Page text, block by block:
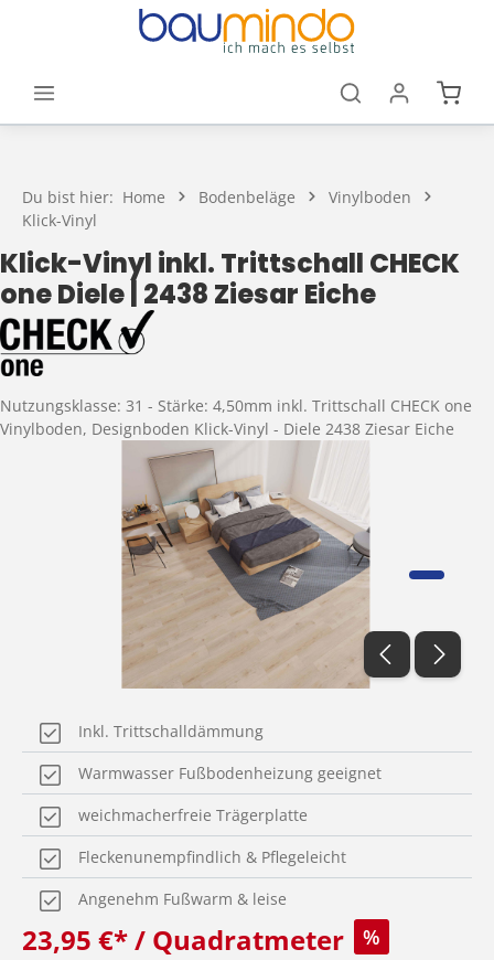
Zum Hauptinhalt springen
Du bist hier: Home Bodenbeläge
Vinylboden
Klick-Vinyl
Klick-Vinyl inkl. Trittschall CHECK
one Diele | 2438 Ziesar Eiche
Nutzungsklasse: 31 - Stärke: 4,50mm inkl. Trittschall CHECK one
Vinylboden, Designboden Klick-Vinyl - Diele 2438 Ziesar Eiche
Bildergalerie überspringen
Inkl. Trittschalldämmung
Warmwasser Fußbodenheizung geeignet
weichmacherfreie Trägerplatte
Fleckenunempfindlich & Pflegeleicht
Angenehm Fußwarm & leise
23,95 €* / Quadratmeter %